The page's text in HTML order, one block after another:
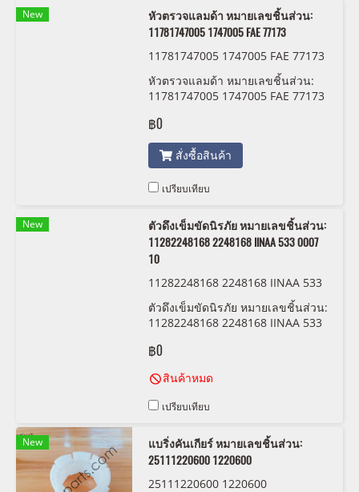
New
หัวตรวจแลมด้า หมายเลขชิ้นส่วน:
11781747005 1747005 FAE 77173
11781747005 1747005 FAE 77173
หัวตรวจแลมด้า หมายเลขชิ้นส่วน:
11781747005 1747005 FAE 77173
฿0
สั่งซื้อสินค้า
เปรียบเทียบ
New
ตัวดึงเข็มขัดนิรภัย หมายเลขชิ้นส่วน:
11282248168 2248168 IINAA 533 0007
10
11282248168 2248168 IINAA 533
0007 10
ตัวดึงเข็มขัดนิรภัย หมายเลขชิ้นส่วน:
11282248168 2248168 IINAA 533
฿0
สินค้าหมด
เปรียบเทียบ
New
แบริ่งคันเกียร์ หมายเลขชิ้นส่วน:
25111220600 1220600
25111220600 1220600